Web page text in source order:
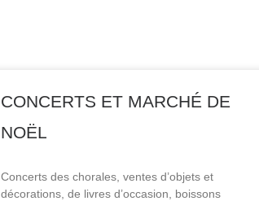
CONCERTS ET MARCHÉ DE
NOËL
Concerts des chorales, ventes d’objets et
décorations, de livres d’occasion, boissons